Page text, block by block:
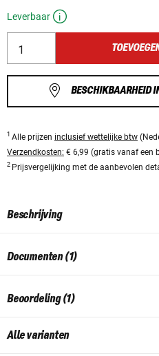
Leverbaar
BESCHIKBAARHEID
1 Alle prijzen inclusief wettelijke btw
Verzendkosten: € 6,99 (gratis vanaf een
2 Prijsvergelijking met de aanbevolen
Beschrijving
Documenten (1)
Beoordeling (1)
Alle varianten